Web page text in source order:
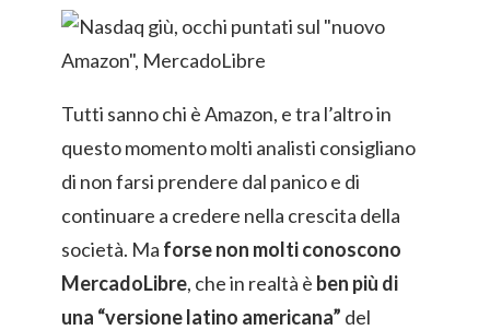
Tutti sanno chi è Amazon, e tra l’altro in
questo momento molti analisti consigliano
di non farsi prendere dal panico e di
continuare a credere nella crescita della
società. Ma forse non molti conoscono
MercadoLibre, che in realtà è ben più di
una “versione latino americana” del